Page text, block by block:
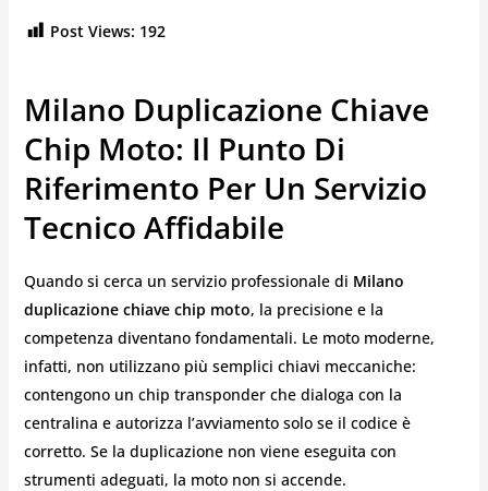
Post Views: 192
Milano Duplicazione Chiave
Chip Moto: Il Punto Di
Riferimento Per Un Servizio
Tecnico Affidabile
Quando si cerca un servizio professionale di Milano
duplicazione chiave chip moto, la precisione e la
competenza diventano fondamentali. Le moto moderne,
infatti, non utilizzano più semplici chiavi meccaniche:
contengono un chip transponder che dialoga con la
centralina e autorizza l’avviamento solo se il codice è
corretto. Se la duplicazione non viene eseguita con
strumenti adeguati, la moto non si accende.